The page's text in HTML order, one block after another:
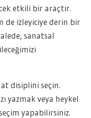
etkili bir araçtır.
de izleyiciye derin bir
sanatsal
disiplini seçin.
yazmak veya heykel
yapabilirsiniz.